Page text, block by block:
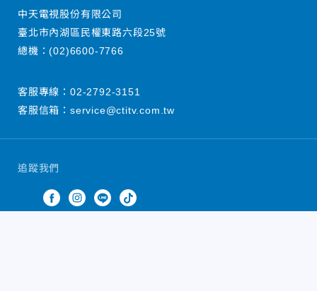
追蹤我們
中天電視股份有限公司
臺北市內湖區民權東路六段25號
總機：(02)6600-7766
客服專線： 02-2792-3151
客服信箱： service@ctitv.com.tw